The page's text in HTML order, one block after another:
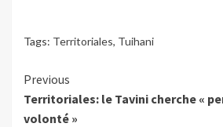
Tags: Territoriales, Tuihani
Continue
Reading
Previous
Territoriales: le Tavini cherche «
volonté »